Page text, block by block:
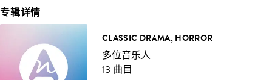
专辑详情
CLASSIC DRAMA, HORROR
多位音乐人
13 曲目